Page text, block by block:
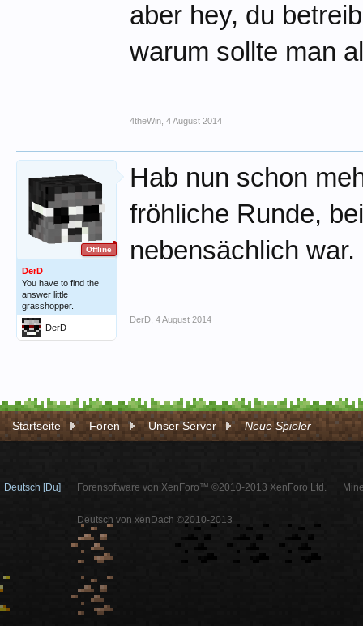
aber hey, du
warum sollte man
4theWin 4 August 2014
Offline
DerD
You have to find the
answer little
grasshopper.
DerD
Hab nun schon
fröhliche Runde,
nebensächlich war.
DerD 4 August 2014
Startseite Foren Unser Server Neue Spieler
Deutsch [Du]
Forensoftware von XenForo™ ©2010-2013 XenForo Ltd.
-
Deutsch von xenDach ©2010-2013